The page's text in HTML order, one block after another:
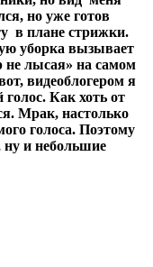
но уже готов
в плане стрижки.
уборка вызывает
не лысая» на самом
видеоблогером я
Как хоть от
Мрак, настолько
голоса. Поэтому
ну и небольшие